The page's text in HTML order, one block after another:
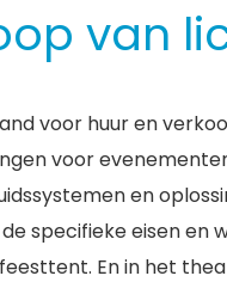
van
voor huur en
voor
en
specifieke eisen en
En in het